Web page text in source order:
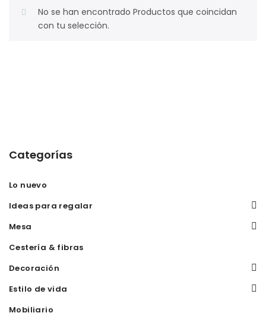
No se han encontrado Productos que coincidan
con tu selección.
Categorías
Lo nuevo
Ideas para regalar
Mesa
Cestería & fibras
Decoración
Estilo de vida
Mobiliario